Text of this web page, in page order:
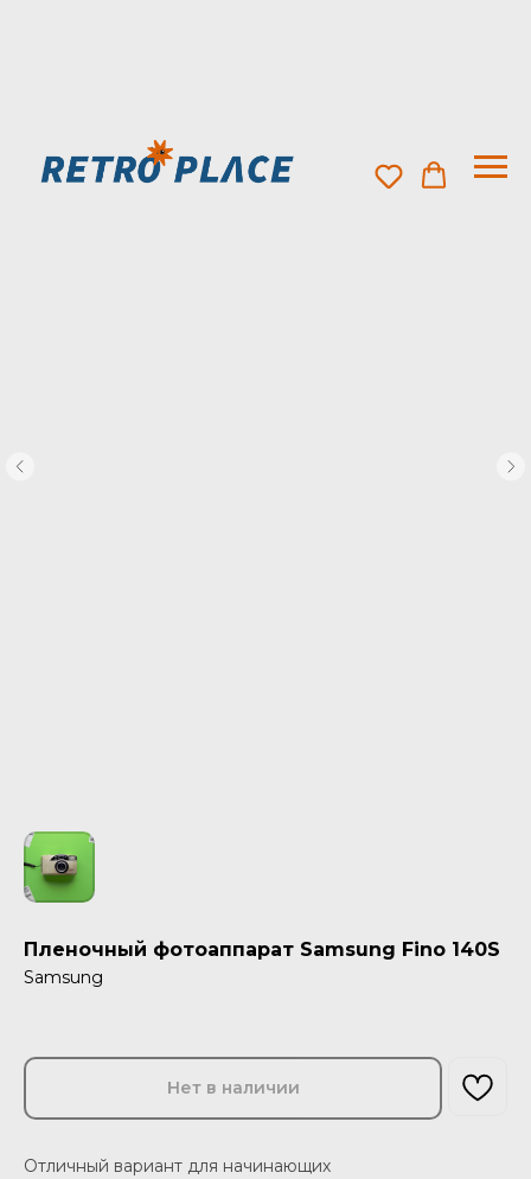
Пленочный фотоаппарат Samsung Fino 140S
Samsung
Нет в наличии
Отличный вариант для начинающих